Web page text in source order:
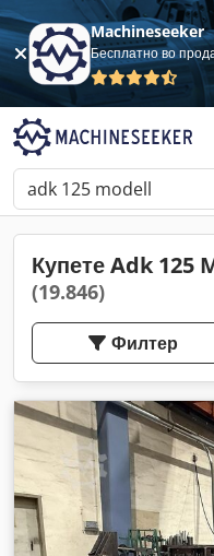
Machineseeker
Купете Adk 125
(19.846)
Филтер